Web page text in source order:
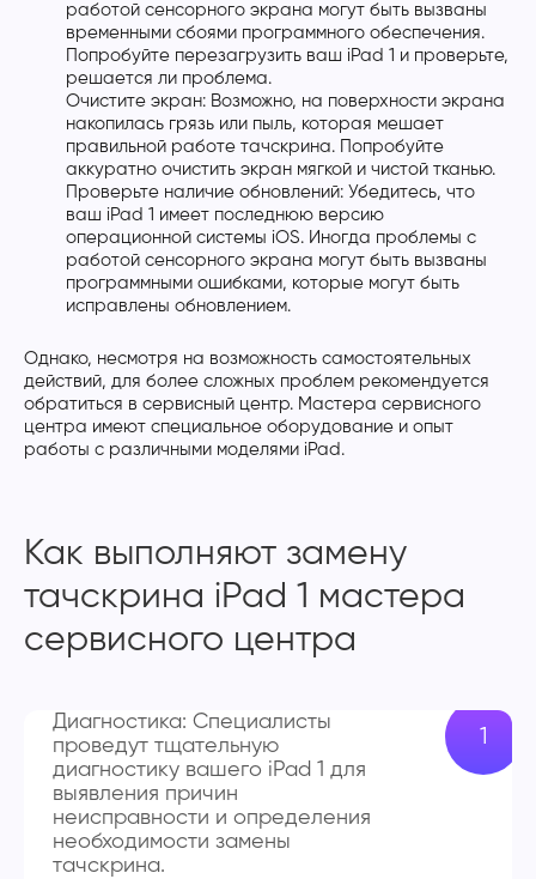
работой сенсорного экрана могут быть вызваны
временными сбоями программного обеспечения.
Попробуйте перезагрузить ваш iPad 1 и проверьте,
решается ли проблема.
Очистите экран: Возможно, на поверхности экрана
накопилась грязь или пыль, которая мешает
правильной работе тачскрина. Попробуйте
аккуратно очистить экран мягкой и чистой тканью.
Проверьте наличие обновлений: Убедитесь, что
ваш iPad 1 имеет последнюю версию
операционной системы iOS. Иногда проблемы с
работой сенсорного экрана могут быть вызваны
программными ошибками, которые могут быть
исправлены обновлением.
Однако, несмотря на возможность самостоятельных
действий, для более сложных проблем рекомендуется
обратиться в сервисный центр. Мастера сервисного
центра имеют специальное оборудование и опыт
работы с различными моделями iPad.
Как выполняют замену
тачскрина iPad 1 мастера
сервисного центра
Диагностика: Специалисты
проведут тщательную
диагностику вашего iPad 1 для
выявления причин
неисправности и определения
необходимости замены
тачскрина.